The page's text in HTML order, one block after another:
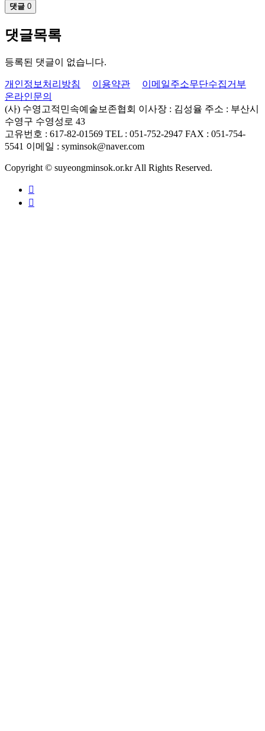
댓글 0
댓글목록
등록된 댓글이 없습니다.
개인정보처리방침 이용약관
이메일주소무단수집거부
온라인문의
(사) 수영고적민속예술보존협회 이사장 : 김성율 주소 : 부산시
수영구 수영성로 43
고유번호 : 617-82-01569 TEL : 051-752-2947 FAX : 051-754-
5541 이메일 : syminsok@naver.com
Copyright © suyeongminsok.or.kr All Rights Reserved.